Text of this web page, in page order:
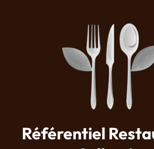
Référentiel